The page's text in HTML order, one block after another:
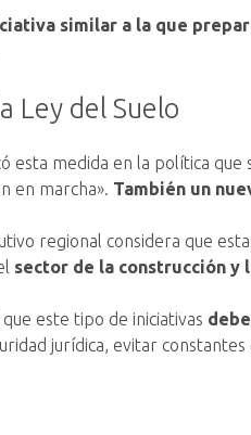
similar a la que
Ley del Suelo
esta medida en la política
en marcha». También un
regional considera que
sector de la construcción y
este tipo de iniciativas
jurídica, evitar